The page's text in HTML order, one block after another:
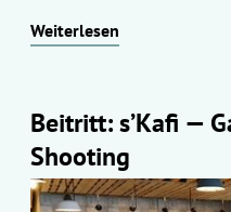
Weiterlesen
Beitritt: s’Kafi —
Shooting